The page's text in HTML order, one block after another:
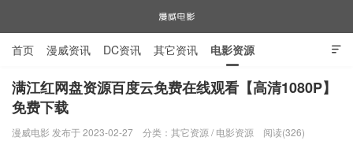
漫威电影

首页 漫威资讯 DC资讯 其它资讯 电影资源
电视剧资源 漫威图片
满江红网盘资源百度云免费在线观看【高清1080P】
免费下载
漫威电影 发布于 2023-02-27 分类： 其它资源 / 电影资源 阅读(326)